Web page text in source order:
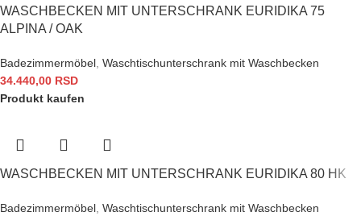
WASCHBECKEN MIT UNTERSCHRANK EURIDIKA 75
ALPINA / OAK
Badezimmermöbel, Waschtischunterschrank mit Waschbecken
34.440,00 RSD
Produkt kaufen
WASCHBECKEN MIT UNTERSCHRANK EURIDIKA 80 HK
Badezimmermöbel, Waschtischunterschrank mit Waschbecken